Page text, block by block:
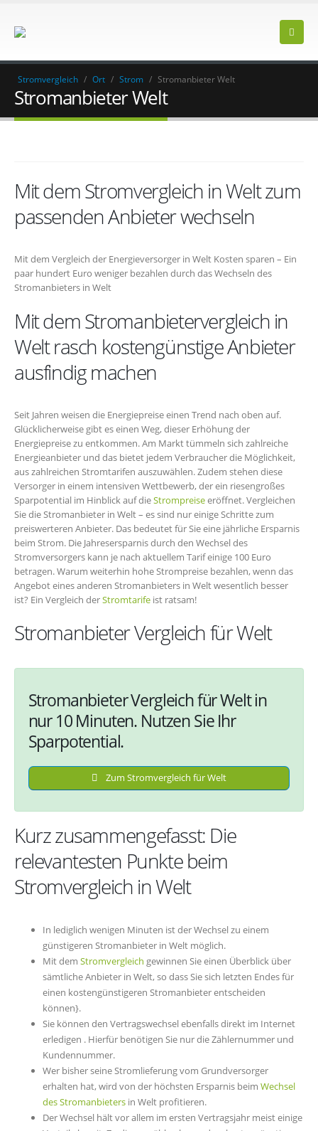
Stromvergleich / Ort / Strom / Stromanbieter Welt
Stromanbieter Welt
Mit dem Stromvergleich in Welt zum
passenden Anbieter wechseln
Mit dem Vergleich der Energieversorger in Welt Kosten sparen – Ein
paar hundert Euro weniger bezahlen durch das Wechseln des
Stromanbieters in Welt
Mit dem Stromanbietervergleich in
Welt rasch kostengünstige Anbieter
ausfindig machen
Seit Jahren weisen die Energiepreise einen Trend nach oben auf.
Glücklicherweise gibt es einen Weg, dieser Erhöhung der
Energiepreise zu entkommen. Am Markt tümmeln sich zahlreiche
Energieanbieter und das bietet jedem Verbraucher die Möglichkeit,
aus zahlreichen Stromtarifen auszuwählen. Zudem stehen diese
Versorger in einem intensiven Wettbewerb, der ein riesengroßes
Sparpotential im Hinblick auf dieStrompreiseeröffnet. Vergleichen
Sie die Stromanbieter in Welt – es sind nur einige Schritte zum
preiswerteren Anbieter. Das bedeutet für Sie eine jährliche Ersparnis
beim Strom. Die Jahresersparnis durch den Wechsel des
Stromversorgers kann je nach aktuellem Tarif einige 100 Euro
betragen. Warum weiterhin hohe Strompreise bezahlen, wenn das
Angebot eines anderen Stromanbieters in Welt wesentlich besser
ist? Ein Vergleich derStromtarife ist ratsam!
Stromanbieter Vergleich für Welt
Stromanbieter Vergleich für Welt in
nur 10 Minuten. Nutzen Sie Ihr
Sparpotential.
Zum Stromvergleich für Welt
Kurz zusammengefasst: Die
relevantesten Punkte beim
Stromvergleich in Welt
In lediglich wenigen Minuten ist der Wechsel zu einem
günstigeren Stromanbieter in Welt möglich.
Mit dem Stromvergleich gewinnen Sie einen Überblick über
sämtliche Anbieter in Welt, so dass Sie sich letzten Endes für
einen kostengünstigeren Stromanbieter entscheiden
können}.
Sie können den Vertragswechsel ebenfalls direkt im Internet
erledigen . Hierfür benötigen Sie nur die Zählernummer und
Kundennummer.
Wer bisher seine Stromlieferung vom Grundversorger
erhalten hat, wird von der höchsten Ersparnis beim Wechsel
des Stromanbieters in Welt profitieren.
Der Wechsel hält vor allem im ersten Vertragsjahr meist einige